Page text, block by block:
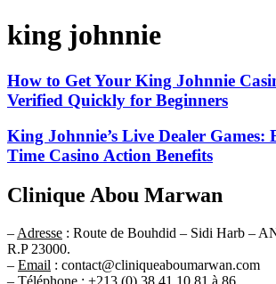
king johnnie
How to Get Your King Johnnie
Verified Quickly for Beginners
King Johnnie’s Live Dealer Games:
Time Casino Action Benefits
Clinique Abou Marwan
– Adresse : Route de Bouhdid – Sidi Harb –
R.P 23000.
– Email : contact@cliniqueaboumarwan.com